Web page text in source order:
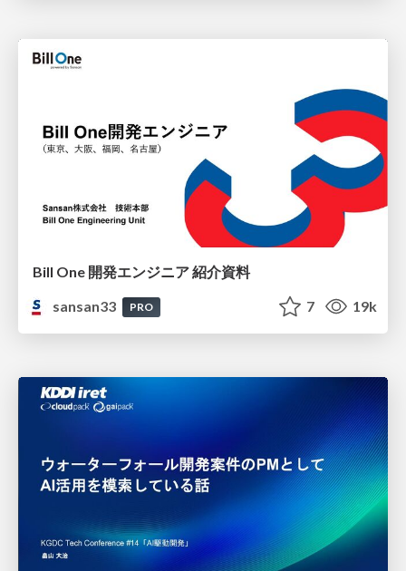
Bill One 開発エンジニア 紹介資料
sansan33
PRO 7 19k